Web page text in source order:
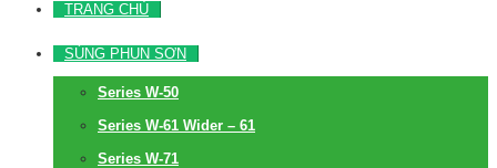
TRANG CHỦ
SÚNG PHUN SƠN
Series W-50
Series W-61 Wider – 61
Series W-71